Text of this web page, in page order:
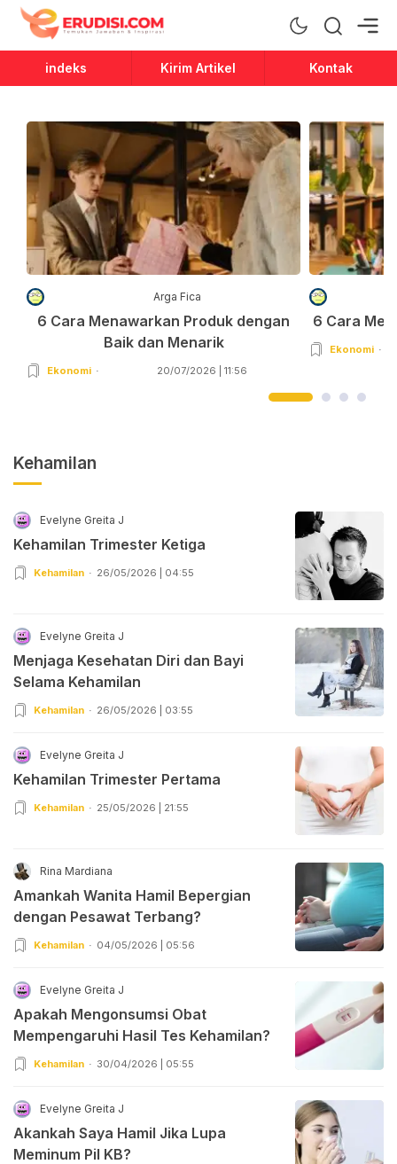
Erudisi
Temukan Jawaban dan Inspirasi
indeks Kirim Artikel Kontak
Arga Fica
6 Cara Menawarkan Produk dengan
Baik dan Menarik
Ekonomi 20/07/2026 | 11:56
6 Cara
Ekonomi
Kehamilan
Evelyne Greita J
Kehamilan Trimester Ketiga
Kehamilan 26/05/2026 | 04:55
Evelyne Greita J
Menjaga Kesehatan Diri dan Bayi
Selama Kehamilan
Kehamilan 26/05/2026 | 03:55
Evelyne Greita J
Kehamilan Trimester Pertama
Kehamilan 25/05/2026 | 21:55
Rina Mardiana
Amankah Wanita Hamil Bepergian
dengan Pesawat Terbang?
Kehamilan 04/05/2026 | 05:56
Evelyne Greita J
Apakah Mengonsumsi Obat
Mempengaruhi Hasil Tes Kehamilan?
Kehamilan 30/04/2026 | 05:55
Evelyne Greita J
Akankah Saya Hamil Jika Lupa
Meminum Pil KB?